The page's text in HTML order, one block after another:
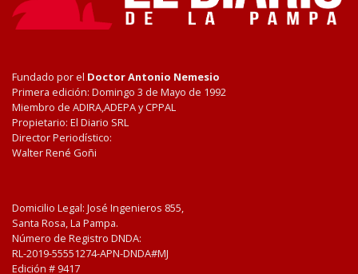
Fundado por el Doctor Antonio Nemesio
Primera edición: Domingo 3 de Mayo de 1992
Miembro de ADIRA,ADEPA y CPPAL
Propietario: El Diario SRL
Director Periodístico:
Walter René Goñi
Domicilio Legal: José Ingenieros 855,
Santa Rosa, La Pampa.
Número de Registro DNDA:
RL-2019-55551274-APN-DNDA#MJ
Edición # 9417